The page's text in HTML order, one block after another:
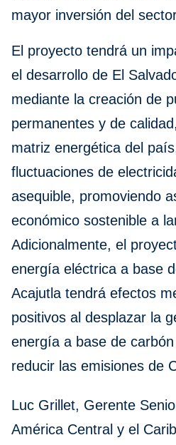
mayor inversión del
El proyecto tendrá un
el desarrollo de El
mediante la creación de
permanentes y de
matriz energética del
fluctuaciones de
asequible, promoviendo
económico sostenible a
Adicionalmente, el
energía eléctrica a base
Acajutla tendrá efectos
positivos al desplazar la
energía a base de
reducir las emisiones de
Luc Grillet, Gerente
América Central y el